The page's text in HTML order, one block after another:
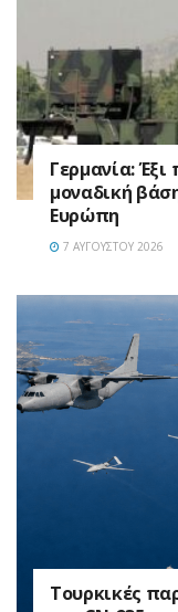
Γερμανία:
μοναδική
Ευρώπη
7 ΑΥΓΟΎΣΤΟΥ 2026
Τουρκικές